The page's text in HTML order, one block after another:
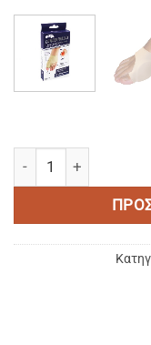
HERBI FEET